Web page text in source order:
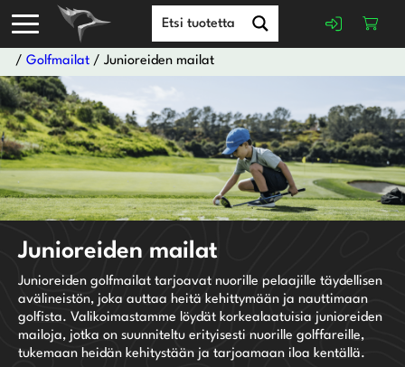
/Golfmailat / Junioreiden mailat
Junioreiden mailat
Junioreiden golfmailat tarjoavat nuorille pelaajille täydellisen
avälineistön, joka auttaa heitä kehittymään ja nauttimaan
golfista. Valikoimastamme löydät korkealaatuisia junioreiden
mailoja, jotka on suunniteltu erityisesti nuorille golffareille,
tukemaan heidän kehitystään ja tarjoamaan iloa kentällä.
Irtomailat
Setit
Adidas
Ben Sayers
Callaway
Chervo Sports
Cleveland
Cobra
Lady Lite
Light
lite
Tour-X
Lady
Oikeakätinen
Vasenkätinen